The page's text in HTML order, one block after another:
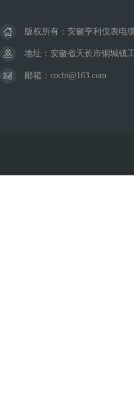
版权所有：安徽亨利仪表电
地址：安徽省天长市铜城镇
邮箱：cocbi@163.com